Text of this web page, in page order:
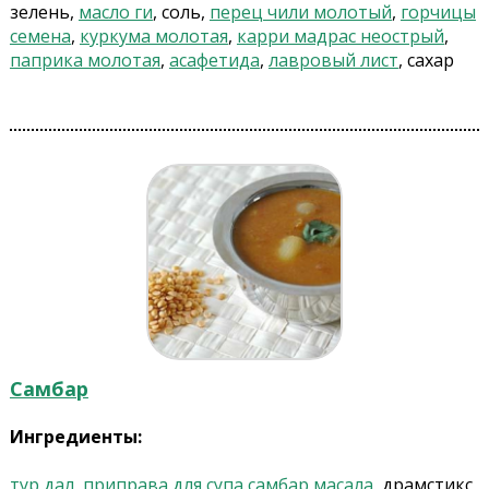
зелень, масло ги, соль, перец чили молотый, горчицы
семена, куркума молотая, карри мадрас неострый,
паприка молотая, асафетида, лавровый лист, сахар
Самбар
Ингредиенты: